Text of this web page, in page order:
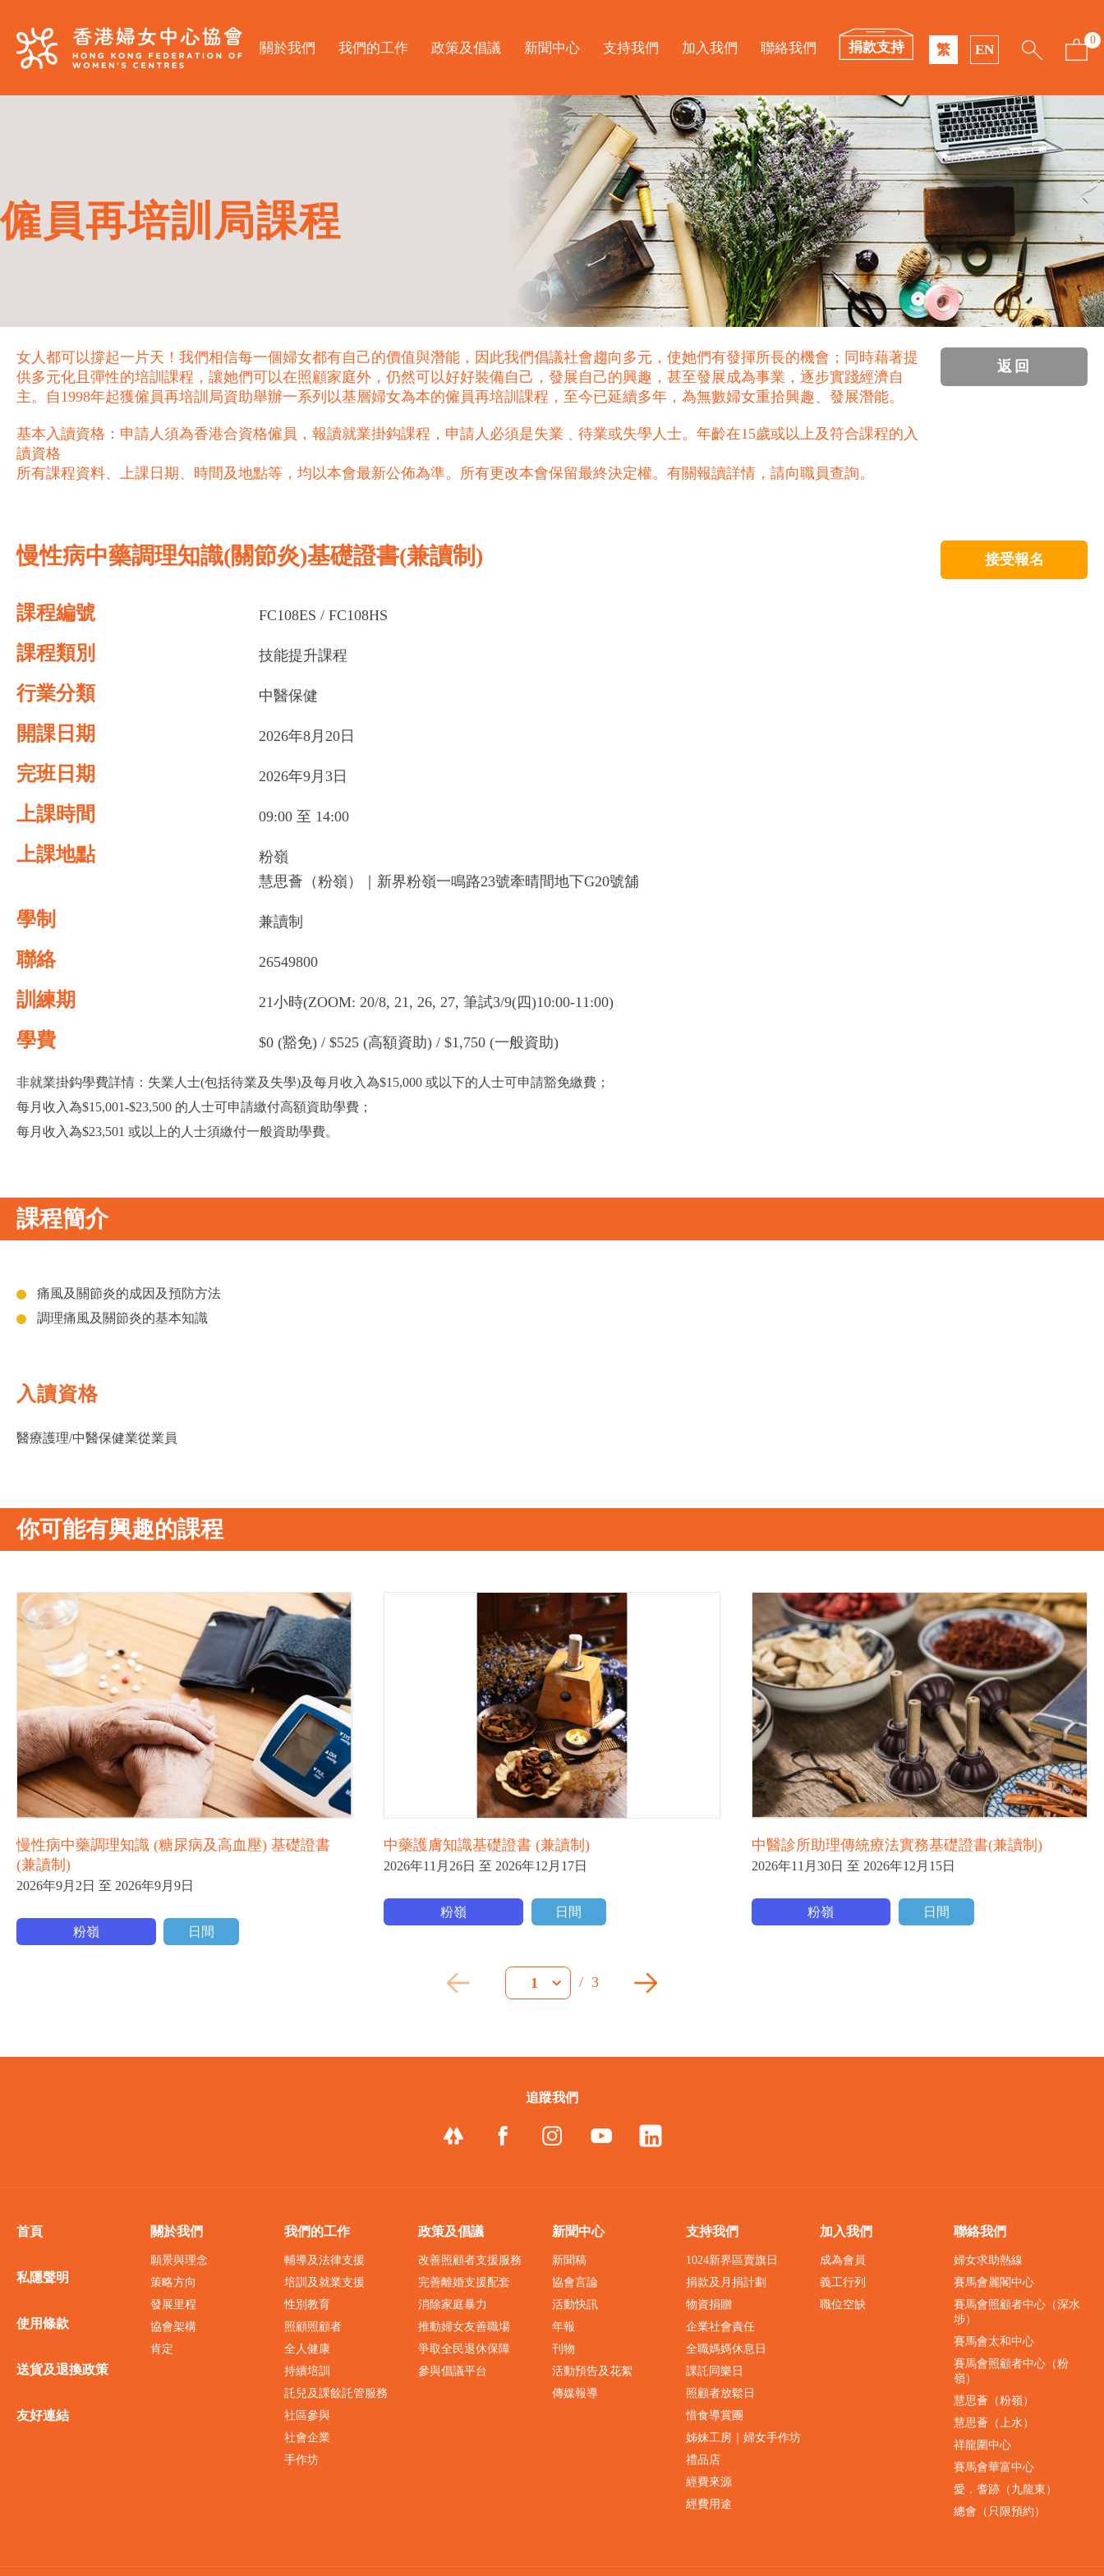
關於我們 我們的工作 政策及倡議 新聞中心 支持我們 加入我們 聯絡我們 捐款支持 繁 EN
0
僱員再培訓局課程
女人都可以撐起一片天！我們相信每一個婦女都有自己的價值與潛能，因此我們倡議社會趨向多元，使她們有發揮所長的機會；同時藉著提
供多元化且彈性的培訓課程，讓她們可以在照顧家庭外，仍然可以好好裝備自己，發展自己的興趣，甚至發展成為事業，逐步實踐經濟自
主。自1998年起獲僱員再培訓局資助舉辦一系列以基層婦女為本的僱員再培訓課程，至今已延續多年，為無數婦女重拾興趣、發展潛能。
基本入讀資格：申請人須為香港合資格僱員，報讀就業掛鈎課程，申請人必須是失業﹑待業或失學人士。年齡在15歲或以上及符合課程的入
讀資格
所有課程資料、上課日期、時間及地點等，均以本會最新公佈為準。所有更改本會保留最終決定權。有關報讀詳情，請向職員查詢。
返回
慢性病中藥調理知識(關節炎)基礎證書(兼讀制) 接受報名
課程編號 FC108ES / FC108HS
課程類別 技能提升課程
行業分類 中醫保健
開課日期 2026年8月20日
完班日期 2026年9月3日
上課時間 09:00 至 14:00
上課地點
粉嶺
慧思薈（粉嶺）｜新界粉嶺一鳴路23號牽晴間地下G20號舖
學制 兼讀制
聯絡 26549800
訓練期 21小時(ZOOM: 20/8, 21, 26, 27, 筆試3/9(四)10:00-11:00)
學費 $0 (豁免) / $525 (高額資助) / $1,750 (一般資助)
非就業掛鈎學費詳情：失業人士(包括待業及失學)及每月收入為$15,000 或以下的人士可申請豁免繳費；
每月收入為$15,001-$23,500 的人士可申請繳付高額資助學費；
每月收入為$23,501 或以上的人士須繳付一般資助學費。
課程簡介
痛風及關節炎的成因及預防方法
調理痛風及關節炎的基本知識
入讀資格
醫療護理/中醫保健業從業員
你可能有興趣的課程
慢性病中藥調理知識 (糖尿病及高血壓) 基礎證書
(兼讀制)
2026年9月2日 至 2026年9月9日
粉嶺 日間
中藥護膚知識基礎證書 (兼讀制)
2026年11月26日 至 2026年12月17日
粉嶺 日間
中醫診所助理傳統療法實務基礎證書(兼讀制)
2026年11月30日 至 2026年12月15日
粉嶺 日間
1 / 3
追蹤我們
首頁
私隱聲明
使用條款
送貨及退換政策
友好連結
關於我們
願景與理念
策略方向
發展里程
協會架構
肯定
我們的工作
輔導及法律支援
培訓及就業支援
性別教育
照顧照顧者
全人健康
持續培訓
託兒及課餘託管服務
社區參與
社會企業
手作坊
政策及倡議
改善照顧者支援服務
完善離婚支援配套
消除家庭暴力
推動婦女友善職場
爭取全民退休保障
參與倡議平台
新聞中心
新聞稿
協會言論
活動快訊
年報
刊物
活動預告及花絮
傳媒報導
支持我們
1024新界區賣旗日
捐款及月捐計劃
物資捐贈
企業社會責任
全職媽媽休息日
課託同樂日
照顧者放鬆日
惜食導賞團
姊妹工房｜婦女手作坊
禮品店
經費來源
經費用途
加入我們
成為會員
義工行列
職位空缺
聯絡我們
婦女求助熱線
賽馬會麗閣中心
賽馬會照顧者中心（深水
埗）
賽馬會太和中心
賽馬會照顧者中心（粉
嶺）
慧思薈（粉嶺）
慧思薈（上水）
祥龍圍中心
賽馬會華富中心
愛．耆跡（九龍東）
總會（只限預約）